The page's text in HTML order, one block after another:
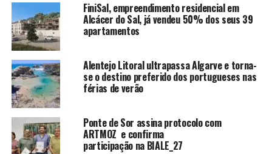
FiniSal, empreendimento residencial em
Alcácer do Sal, já vendeu 50% dos seus 39
apartamentos
Alentejo Litoral ultrapassa Algarve e torna-
se o destino preferido dos portugueses nas
férias de verão
Ponte de Sor assina protocolo com
ARTMOZ e confirma
participação na BIALE_27